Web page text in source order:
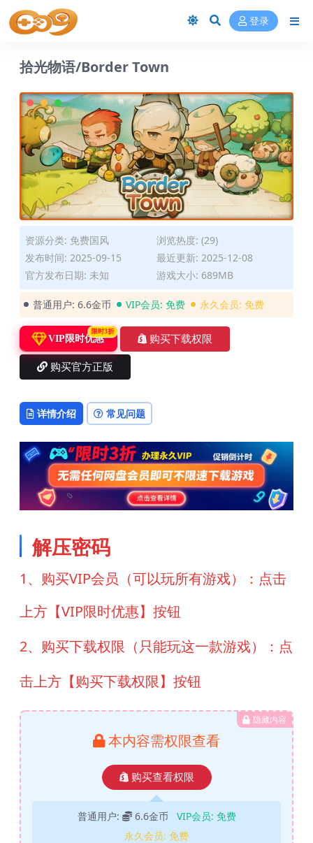
登录
拾光物语/Border Town
资源分类: 免费国风
浏览热度: (29)
发布时间: 2025-09-15
最近更新: 2025-12-08
官方发布日期: 未知
游戏大小: 689MB
普通用户: 6.6金币 VIP会员: 免费 永久会员: 免费
VIP限时优惠
限时3折
购买下载权限
购买官方正版
详情介绍 常见问题
解压密码
1、购买VIP会员（可以玩所有游戏）：点击
上方【VIP限时优惠】按钮
2、购买下载权限（只能玩这一款游戏）：点
击上方【购买下载权限】按钮
隐藏内容
本内容需权限查看
购买查看权限
普通用户: 6.6金币 VIP会员: 免费
永久会员: 免费